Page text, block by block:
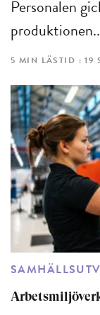
Personalen
5 MIN LÄSTID : 19